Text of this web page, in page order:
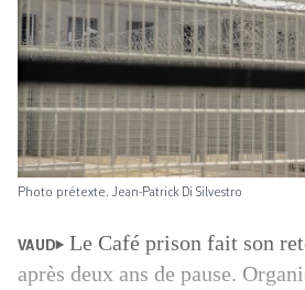
Photo prétexte. Jean-Patrick Di Silvestro
VAUD
Le Café prison fait son
après deux ans de pause.